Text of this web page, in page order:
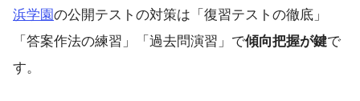
浜学園の公開テストの対策は「復習テストの徹底」
「答案作法の練習」「過去問演習」で傾向把握が鍵で
す。